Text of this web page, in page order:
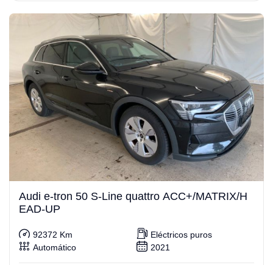
Audi e-tron 50 S-Line quattro ACC+/MATRIX/H
EAD-UP
92372 Km
Eléctricos puros
Automático
2021